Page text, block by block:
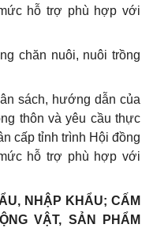
hỗ trợ phù hợp với
chăn nuôi, nuôi trồng
sách, hướng dẫn của
thôn và yêu cầu thực
cấp tỉnh trình Hội đồng
hỗ trợ phù hợp với
NHẬP KHẨU; CẤM
VẬT, SẢN PHẨM